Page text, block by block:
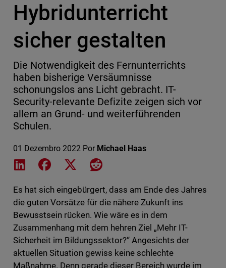
Hybridunterricht
sicher gestalten
Die Notwendigkeit des Fernunterrichts
haben bisherige Versäumnisse
schonungslos ans Licht gebracht. IT-
Security-relevante Defizite zeigen sich vor
allem an Grund- und weiterführenden
Schulen.
01 Dezembro 2022 Por Michael Haas
Share on LinkedIn
Share on Facebook
Share on XShare on Reddit
Es hat sich eingebürgert, dass am Ende des Jahres
die guten Vorsätze für die nähere Zukunft ins
Bewusstsein rücken. Wie wäre es in dem
Zusammenhang mit dem hehren Ziel „Mehr IT-
Sicherheit im Bildungssektor?“ Angesichts der
aktuellen Situation gewiss keine schlechte
Maßnahme. Denn gerade dieser Bereich wurde im